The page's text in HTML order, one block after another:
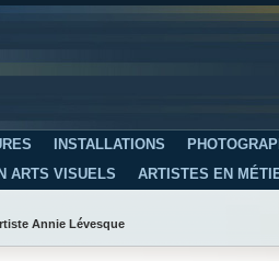
INSTALLATIONS
ARTS VISUELS ARTISTES EN
Annie Lévesque